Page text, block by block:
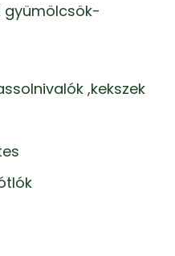
gyümölcsök-
,kekszek